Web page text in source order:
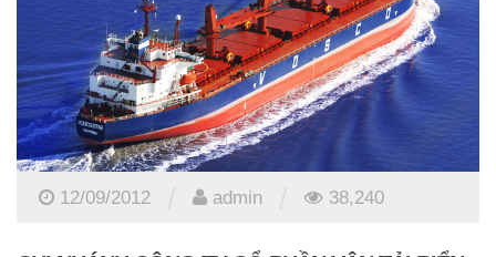
12/09/2012 admin 38,240